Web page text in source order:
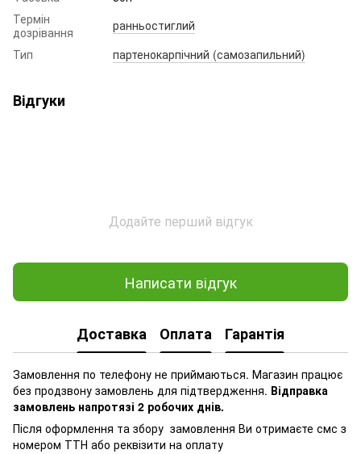
Термін
дозрівання
ранньостиглий
Тип
партенокарпічний (самозапильний)
Відгуки
Додайте перший відгук
Написати відгук
Доставка Оплата Гарантія
Замовлення по телефону не приймаються. Магазин працює
без продзвону замовлень для підтвердження. Відправка
замовлень напротязі 2 робочих днів.
Після оформлення та збору замовлення Ви отримаєте смс з
номером ТТН або реквізити на оплату